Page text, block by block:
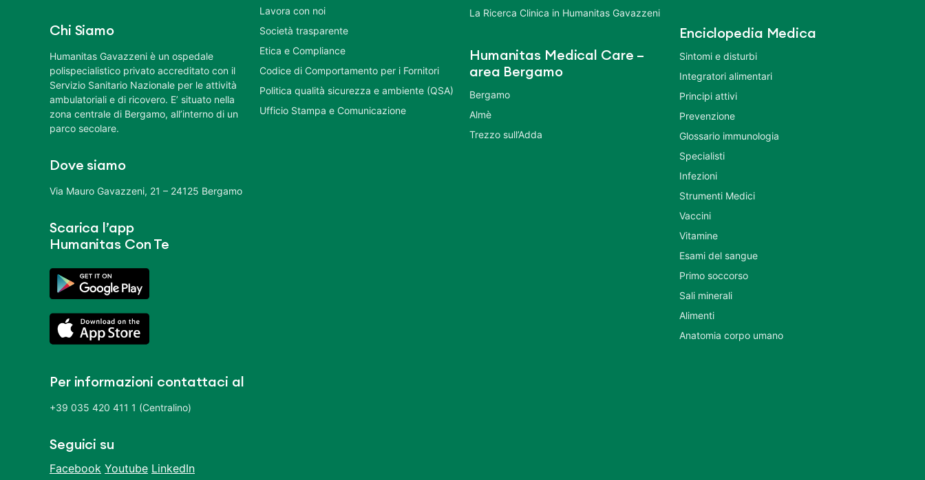
Chi Siamo
Humanitas Gavazzeni è un ospedale
polispecialistico privato accreditato con il
Servizio Sanitario Nazionale per le attività
ambulatoriali e di ricovero. E’ situato nella
zona centrale di Bergamo, all’interno di un
parco secolare.
Dove siamo
Via Mauro Gavazzeni, 21 – 24125 Bergamo
Scarica l’app
Humanitas Con Te
Per informazioni contattaci al
+39 035 420 411 1 (Centralino)
Seguici su
Facebook Youtube LinkedIn
Lavora con noi
Società trasparente
Etica e Compliance
Codice di Comportamento per i Fornitori
Politica qualità sicurezza e ambiente (QSA)
Ufficio Stampa e Comunicazione
La Ricerca Clinica in Humanitas Gavazzeni
Humanitas Medical Care –
area Bergamo
Bergamo
Almè
Trezzo sull’Adda
Enciclopedia Medica
Sintomi e disturbi
Integratori alimentari
Principi attivi
Prevenzione
Glossario immunologia
Specialisti
Infezioni
Strumenti Medici
Vaccini
Vitamine
Esami del sangue
Primo soccorso
Sali minerali
Alimenti
Anatomia corpo umano